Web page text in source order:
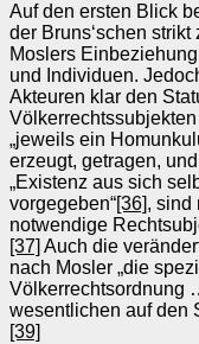
Auf den ersten Blick
der Bruns‘schen
Moslers
und Individuen.
Akteuren klar den
„jeweils ein
erzeugt, getragen,
„Existenz aus sich
vorgegeben“[36], sind
notwendige
[37] Auch die
nach Mosler „die
Völkerrechtsordnung
wesentlichen auf den
[39]